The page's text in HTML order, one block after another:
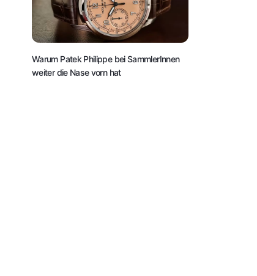
Warum Patek Philippe bei SammlerInnen
weiter die Nase vorn hat